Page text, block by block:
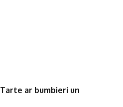
Tarte ar bumbieri un